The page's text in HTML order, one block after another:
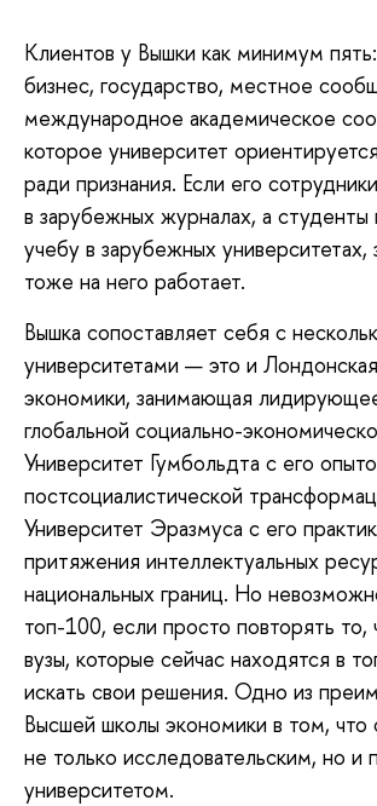
Клиентов у Вышки как минимум
бизнес, государство, местное
международное академическое
которое университет
ради признания. Если его
в зарубежных журналах, а
учебу в зарубежных
тоже на него работает.
Вышка сопоставляет себя с
университетами — это и
экономики, занимающая
глобальной социально-
Университет Гумбольдта с его
постсоциалистической
Университет Эразмуса с его
притяжения интеллектуальных
национальных границ. Но
топ-100, если просто повторять то,
вузы, которые сейчас находятся в
искать свои решения. Одно из
Высшей школы экономики в том, что
не только исследовательским, но и
университетом.